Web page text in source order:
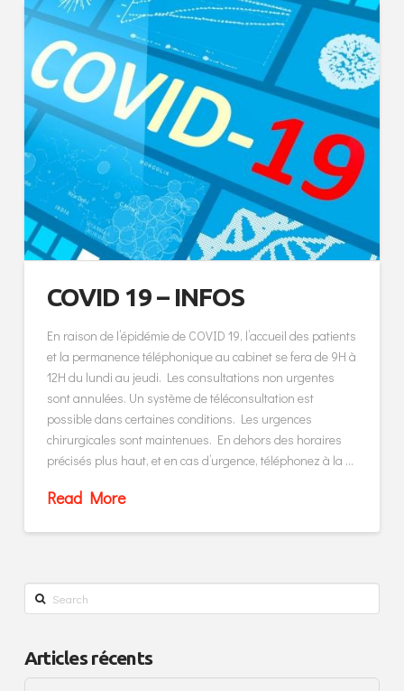
COVID 19 – INFOS
En raison de l’épidémie de COVID 19, l’accueil des patients
et la permanence téléphonique au cabinet se fera de 9H à
12H du lundi au jeudi. Les consultations non urgentes
sont annulées. Un système de téléconsultation est
possible dans certaines conditions. Les urgences
chirurgicales sont maintenues. En dehors des horaires
précisés plus haut, et en cas d’urgence, téléphonez à la …
Read More
Search
Articles récents